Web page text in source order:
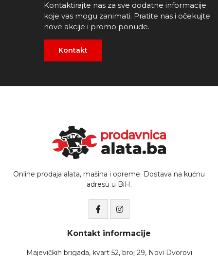
Kontaktirajte nas za sve dodatne informacije
koje vas mogu zanimati. Pratite nas i očekujte
nove akcije i promo ponude.
Kontakt
Online prodaja alata, mašina i opreme. Dostava na kućnu
adresu u BiH.
Kontakt informacije
Majevičkih brigada, kvart 52, broj 29, Novi Dvorovi